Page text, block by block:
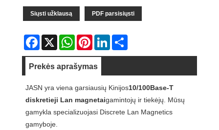
Siųsti užklausą PDF parsisiųsti
Facebook
X WhatsAppPinterestLinkedIn
Prekės aprašymas
JASN yra viena garsiausių Kinijos10/100Base-T
diskretieji Lan magnetaigamintojų ir tiekėjų. Mūsų
gamykla specializuojasi Discrete Lan Magnetics
gamyboje.